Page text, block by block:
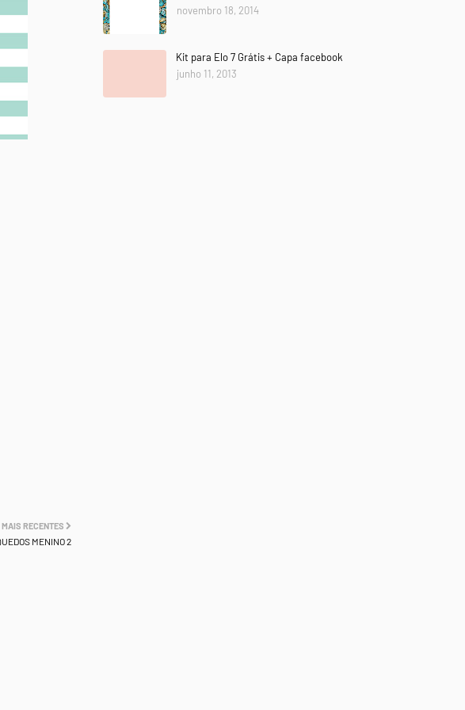
MAIS RECENTES
MENINO 2
novembro 18, 2014
Kit para Elo 7 Grátis + Capa facebook
junho 11, 2013